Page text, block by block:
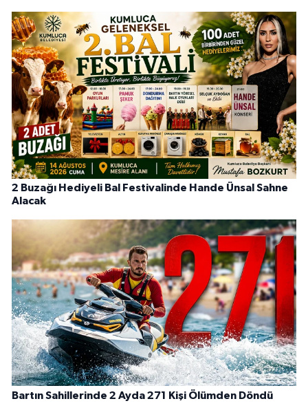
2 Buzağı Hediyeli Bal Festivalinde Hande Ünsal Sahne
Alacak
Bartın Sahillerinde 2 Ayda 271 Kişi Ölümden Döndü